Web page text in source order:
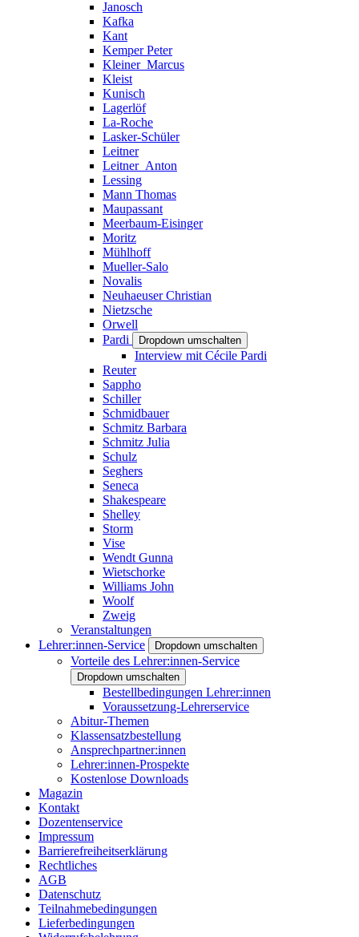
Janosch
Kafka
Kant
Kemper Peter
Kleiner_Marcus
Kleist
Kunisch
Lagerlöf
La-Roche
Lasker-Schüler
Leitner
Leitner_Anton
Lessing
Mann Thomas
Maupassant
Meerbaum-Eisinger
Moritz
Mühlhoff
Mueller-Salo
Novalis
Neuhaeuser Christian
Nietzsche
Orwell
Pardi
Dropdown umschalten
Interview mit Cécile Pardi
Reuter
Sappho
Schiller
Schmidbauer
Schmitz Barbara
Schmitz Julia
Schulz
Seghers
Seneca
Shakespeare
Shelley
Storm
Vise
Wendt Gunna
Wietschorke
Williams John
Woolf
Zweig
Veranstaltungen
Lehrer:innen-Service
Dropdown umschalten
Vorteile des Lehrer:innen-Service
Dropdown umschalten
Bestellbedingungen Lehrer:innen
Voraussetzung-Lehrerservice
Abitur-Themen
Klassensatzbestellung
Ansprechpartner:innen
Lehrer:innen-Prospekte
Kostenlose Downloads
Magazin
Kontakt
Dozentenservice
Impressum
Barrierefreiheitserklärung
Rechtliches
AGB
Datenschutz
Teilnahmebedingungen
Lieferbedingungen